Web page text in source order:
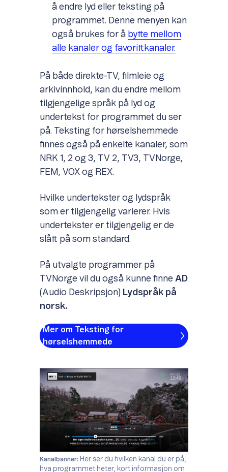
å endre lyd eller teksting på
programmet. Denne menyen kan
også brukes for å bytte mellom
alle kanaler og favorittkanaler.
På både direkte-TV, filmleie og
arkivinnhold, kan du endre mellom
tilgjengelige språk på lyd og
undertekst for programmet du ser
på. Teksting for hørselshemmede
finnes også på enkelte kanaler, som
NRK 1, 2 og 3, TV 2, TV3, TVNorge,
FEM, VOX og REX.
Hvilke undertekster og lydspråk
som er tilgjengelig varierer. Hvis
undertekster er tilgjengelig er de
slått på som standard.
På utvalgte programmer på
TVNorge vil du også kunne finneAD
(Audio Deskripsjon) Lydspråk på
norsk.
Mer om Teksting for
hørselshemmede
Kanalbanner: Her ser du hvilken kanal du er på,
hva programmet heter, kort informasjon om